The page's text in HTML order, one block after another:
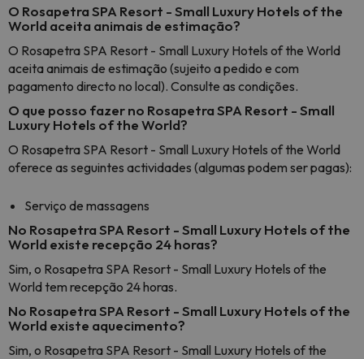
O Rosapetra SPA Resort - Small Luxury Hotels of the
World aceita animais de estimação?
O Rosapetra SPA Resort - Small Luxury Hotels of the World
aceita animais de estimação (sujeito a pedido e com
pagamento directo no local). Consulte as condições.
O que posso fazer no Rosapetra SPA Resort - Small
Luxury Hotels of the World?
O Rosapetra SPA Resort - Small Luxury Hotels of the World
oferece as seguintes actividades (algumas podem ser pagas):
Serviço de massagens
No Rosapetra SPA Resort - Small Luxury Hotels of the
World existe recepção 24 horas?
Sim, o Rosapetra SPA Resort - Small Luxury Hotels of the
World tem recepção 24 horas.
No Rosapetra SPA Resort - Small Luxury Hotels of the
World existe aquecimento?
Sim, o Rosapetra SPA Resort - Small Luxury Hotels of the